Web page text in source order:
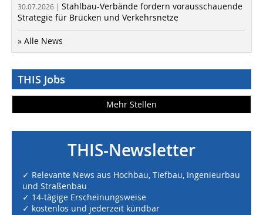
30.07.2026 | Stahlbau-Verbände fordern vorausschauende
Strategie für Brücken und Verkehrsnetze
» Alle News
THIS Jobs
Mehr Stellen
THIS-Newsletter
✓ Relevante News aus Hochbau, Tiefbau, Ingenieurbau
und Straßenbau
✓ 14-tägige Erscheinungsweise
✓ kostenlos und jederzeit kündbar